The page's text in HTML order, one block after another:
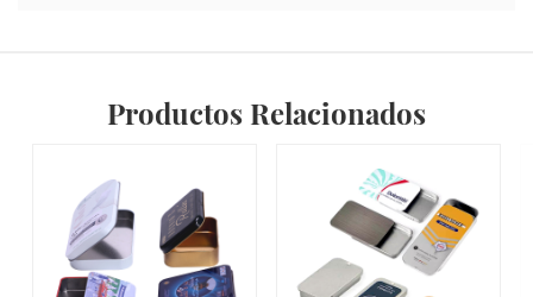
Productos Relacionados